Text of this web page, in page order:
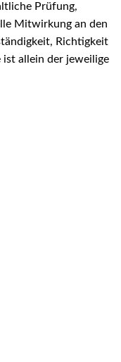
Prüfung,
Mitwirkung an den
Richtigkeit
allein der jeweilige